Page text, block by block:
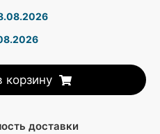
корзину
доставки